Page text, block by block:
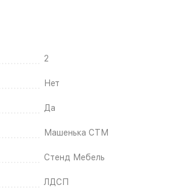
2
Нет
Да
Машенька СТМ
Стенд Мебель
ЛДСП